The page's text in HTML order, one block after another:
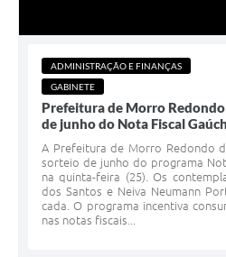
ADMINISTRAÇÃO E FINANÇAS
GABINETE
Prefeitura de Morro
de junho do Nota Fiscal
A Prefeitura de Morro Redondo
sorteio de junho do programa
na quinta-feira (25). Os
dos Santos e Neiva Neumann
cada. O programa incentiva
nas notas fiscais...